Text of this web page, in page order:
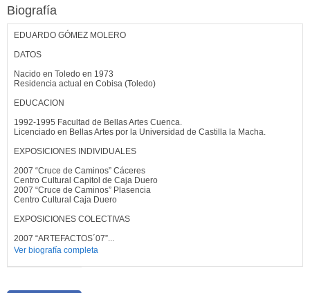
Biografía
EDUARDO GÓMEZ MOLERO
DATOS
Nacido en Toledo en 1973
Residencia actual en Cobisa (Toledo)
EDUCACION
1992-1995 Facultad de Bellas Artes Cuenca.
Licenciado en Bellas Artes por la Universidad de Castilla la Macha.
EXPOSICIONES INDIVIDUALES
2007 “Cruce de Caminos” Cáceres
Centro Cultural Capitol de Caja Duero
2007 “Cruce de Caminos” Plasencia
Centro Cultural Caja Duero
EXPOSICIONES COLECTIVAS
2007 “ARTEFACTOS´07”...
Ver biografía completa